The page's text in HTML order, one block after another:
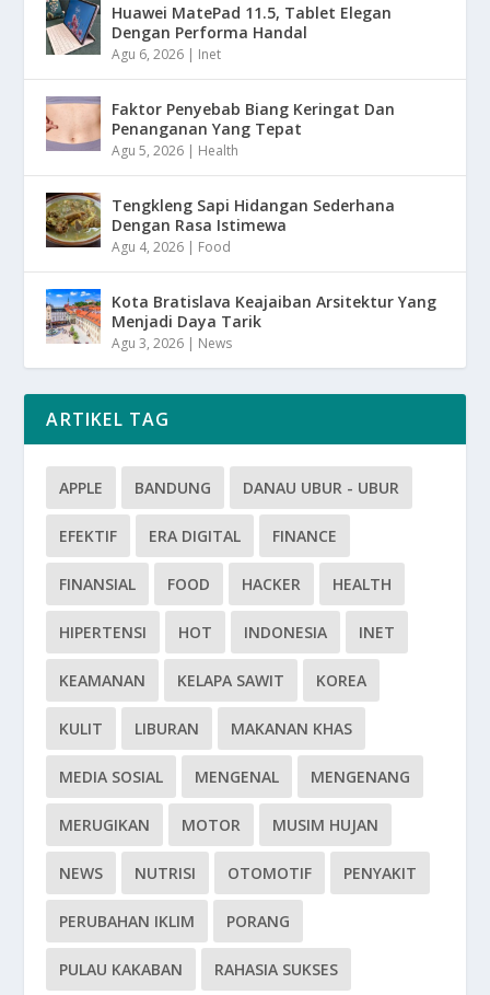
Huawei MatePad 11.5, Tablet Elegan
Dengan Performa Handal
Agu 6, 2026 | Inet
Faktor Penyebab Biang Keringat Dan
Penanganan Yang Tepat
Agu 5, 2026 | Health
Tengkleng Sapi Hidangan Sederhana
Dengan Rasa Istimewa
Agu 4, 2026 | Food
Kota Bratislava Keajaiban Arsitektur Yang
Menjadi Daya Tarik
Agu 3, 2026 | News
ARTIKEL TAG
APPLE BANDUNG DANAU UBUR - UBUR
EFEKTIF ERA DIGITAL FINANCE
FINANSIAL FOOD HACKER HEALTH
HIPERTENSI HOT INDONESIA INET
KEAMANAN KELAPA SAWIT KOREA
KULIT LIBURAN MAKANAN KHAS
MEDIA SOSIAL MENGENAL MENGENANG
MERUGIKAN MOTOR MUSIM HUJAN
NEWS NUTRISI OTOMOTIF PENYAKIT
PERUBAHAN IKLIM PORANG
PULAU KAKABAN RAHASIA SUKSES